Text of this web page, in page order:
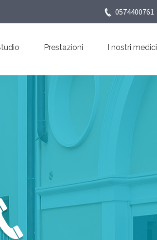
0574400761
Prestazioni I nostri medici